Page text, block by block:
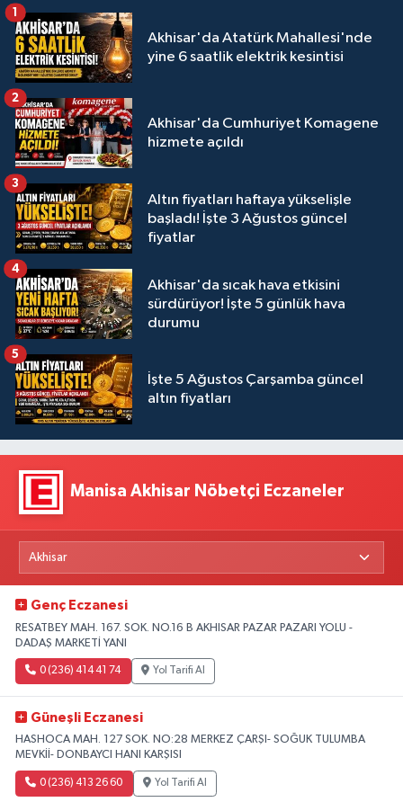
Akhisar'da Atatürk Mahallesi'nde
yine 6 saatlik elektrik kesintisi
1
Akhisar'da Cumhuriyet Komagene
hizmete açıldı
2
Altın fiyatları haftaya yükselişle
başladı! İşte 3 Ağustos güncel
fiyatlar
3
Akhisar'da sıcak hava etkisini
sürdürüyor! İşte 5 günlük hava
durumu
4
İşte 5 Ağustos Çarşamba güncel
altın fiyatları
5
Manisa Akhisar Nöbetçi Eczaneler
Genç Eczanesi
RESATBEY MAH. 167. SOK. NO.16 B AKHISAR PAZAR PAZARI YOLU -
DADAŞ MARKETİ YANI
0 (236) 414 41 74 Yol Tarifi Al
Güneşli Eczanesi
HASHOCA MAH. 127 SOK. NO:28 MERKEZ ÇARŞI- SOĞUK TULUMBA
MEVKİİ- DONBAYCI HANI KARŞISI
0 (236) 413 26 60 Yol Tarifi Al